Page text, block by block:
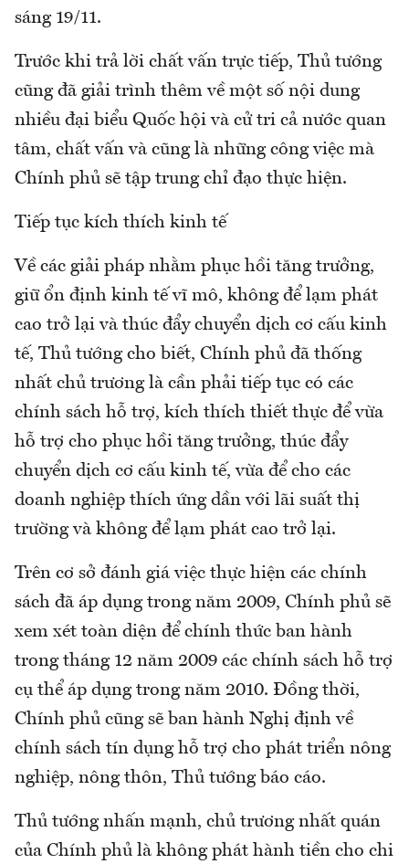
sáng 19/11.
Trước khi trả lời chất vấn trực tiếp, Thủ tướng
cũng đã giải trình thêm về một số nội dung
nhiều đại biểu Quốc hội và cử tri cả nước quan
tâm, chất vấn và cũng là những công việc mà
Chính phủ sẽ tập trung chỉ đạo thực hiện.
Tiếp tục kích thích kinh tế
Về các giải pháp nhằm phục hồi tăng trưởng,
giữ ổn định kinh tế vĩ mô, không để lạm phát
cao trở lại và thúc đẩy chuyển dịch cơ cấu kinh
tế, Thủ tướng cho biết, Chính phủ đã thống
nhất chủ trương là cần phải tiếp tục có các
chính sách hỗ trợ, kích thích thiết thực để vừa
hỗ trợ cho phục hồi tăng trưởng, thúc đẩy
chuyển dịch cơ cấu kinh tế, vừa để cho các
doanh nghiệp thích ứng dần với lãi suất thị
trường và không để lạm phát cao trở lại.
Trên cơ sở đánh giá việc thực hiện các chính
sách đã áp dụng trong năm 2009, Chính phủ sẽ
xem xét toàn diện để chính thức ban hành
trong tháng 12 năm 2009 các chính sách hỗ trợ
cụ thể áp dụng trong năm 2010. Đồng thời,
Chính phủ cũng sẽ ban hành Nghị định về
chính sách tín dụng hỗ trợ cho phát triển nông
nghiệp, nông thôn, Thủ tướng báo cáo.
Thủ tướng nhấn mạnh, chủ trương nhất quán
của Chính phủ là không phát hành tiền cho chi